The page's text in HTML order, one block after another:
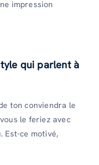
impression
qui parlent à
ton conviendra le
le feriez avec
Est-ce motivé,